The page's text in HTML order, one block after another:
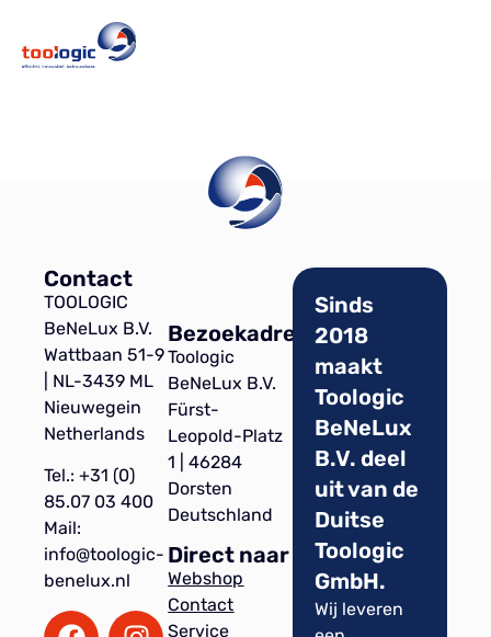
Contact
TOOLOGIC
BeNeLux B.V.
Wattbaan 51-9
| NL-3439 ML
Nieuwegein
Netherlands
Tel.: +31 (0)
85.07 03 400
Mail:
info@toologic-
benelux.nl
Bezoekadres
Toologic
BeNeLux B.V.
Fürst-
Leopold-Platz
1 | 46284
Dorsten
Deutschland
Direct naar
Webshop
Contact
Service
Sinds
2018
maakt
Toologic
BeNeLux
B.V. deel
uit van de
Duitse
Toologic
GmbH.
Wij leveren